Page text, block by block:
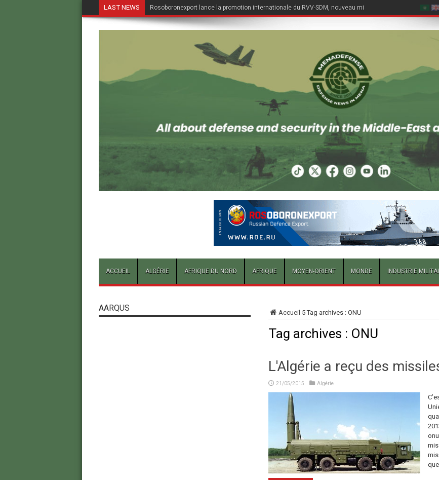
LAST NEWS Rosoboronexport lance la promotion internationale du RVV-SDM, nouveau missile air-air du Su-57E
ACCUEIL ALGÉRIE AFRIQUE DU NORD AFRIQUE MOYEN-ORIENT MONDE INDUSTRIE
Accueil 5Tag archives : ONU
Tag archives : ONU
L'Algérie a reçu des
21/05/2015 Algérie
AARQUS